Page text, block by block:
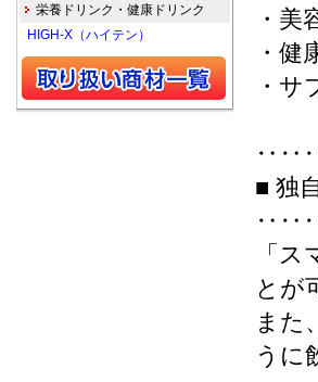
・
・
・
■ 独
「
とが
また
うに
栄養ドリンク・健康ドリンク
HIGH-X（ハイテン）